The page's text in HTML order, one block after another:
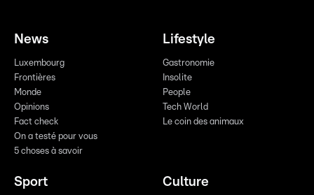
News
Luxembourg
Frontières
Monde
Opinions
Fact check
On a testé pour vous
5 choses à savoir
Lifestyle
Gastronomie
Insolite
People
Tech World
Le coin des animaux
Sport Culture